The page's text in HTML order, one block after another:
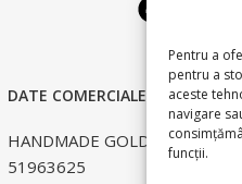
Pentru a
pentru a
aceste
navigare
funcții.
DATE COMERCIALE
HANDMADE GOLD SILVER
51963625